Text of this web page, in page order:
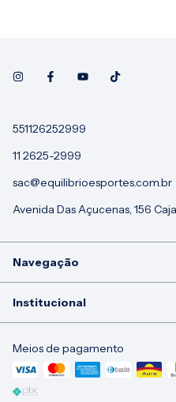
551126252999
11 2625-2999
sac@equilibrioesportes.com.br
Avenida Das Açucenas, 156
Navegação
Institucional
Meios de pagamento